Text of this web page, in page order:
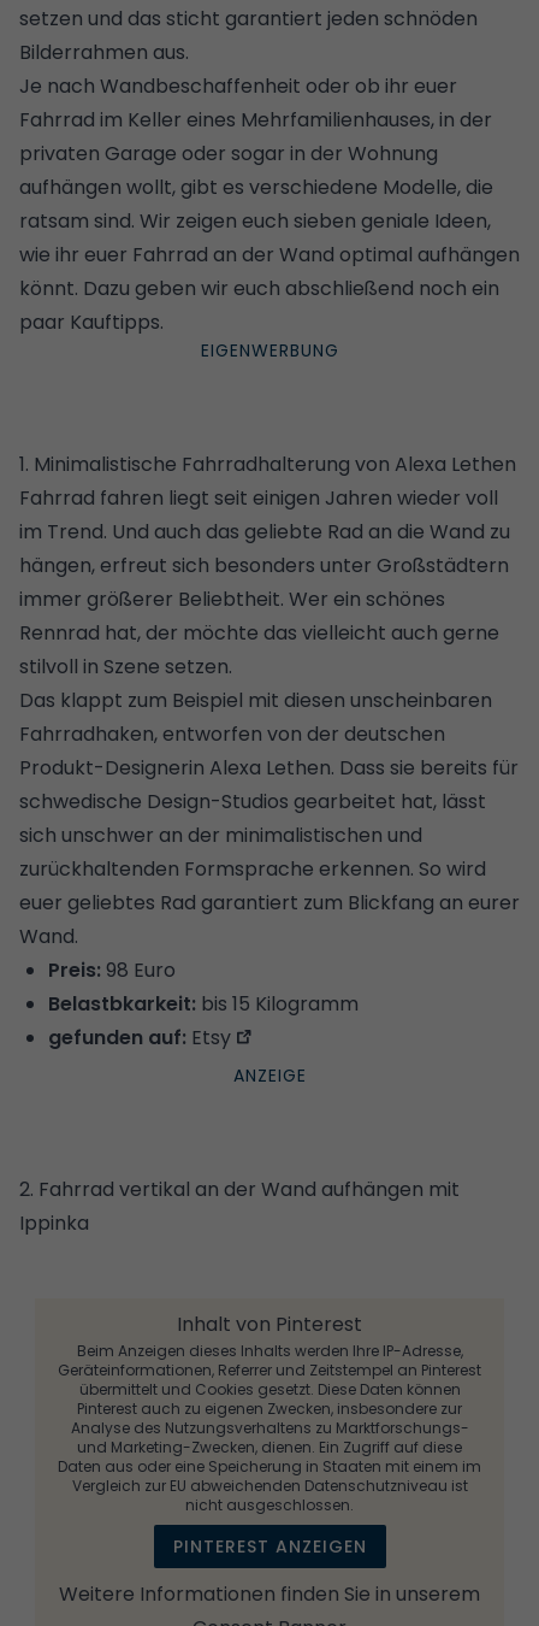
setzen und das sticht garantiert jeden schnöden
Bilderrahmen aus.
Je nach Wandbeschaffenheit oder ob ihr euer
Fahrrad im Keller eines Mehrfamilienhauses, in der
privaten Garage oder sogar in der Wohnung
aufhängen wollt, gibt es verschiedene Modelle, die
ratsam sind. Wir zeigen euch sieben geniale Ideen,
wie ihr euer Fahrrad an der Wand optimal aufhängen
könnt. Dazu geben wir euch abschließend noch ein
paar Kauftipps.
1. Minimalistische Fahrradhalterung von Alexa Lethen
Fahrrad fahren liegt seit einigen Jahren wieder voll
im Trend. Und auch das geliebte Rad an die Wand zu
hängen, erfreut sich besonders unter Großstädtern
immer größerer Beliebtheit. Wer ein schönes
Rennrad hat, der möchte das vielleicht auch gerne
stilvoll in Szene setzen.
Das klappt zum Beispiel mit diesen unscheinbaren
Fahrradhaken, entworfen von der deutschen
Produkt-Designerin Alexa Lethen. Dass sie bereits für
schwedische Design-Studios gearbeitet hat, lässt
sich unschwer an der minimalistischen und
zurückhaltenden Formsprache erkennen. So wird
euer geliebtes Rad garantiert zum Blickfang an eurer
Wand.
Preis: 98 Euro
Belastbkarkeit: bis 15 Kilogramm
gefunden auf: Etsy
2. Fahrrad vertikal an der Wand aufhängen mit
Ippinka
Inhalt von Pinterest
Beim Anzeigen dieses Inhalts werden Ihre IP-Adresse,
Geräteinformationen, Referrer und Zeitstempel an Pinterest
übermittelt und Cookies gesetzt. Diese Daten können
Pinterest auch zu eigenen Zwecken, insbesondere zur
Analyse des Nutzungsverhaltens zu Marktforschungs-
und Marketing-Zwecken, dienen. Ein Zugriff auf diese
Daten aus oder eine Speicherung in Staaten mit einem im
Vergleich zur EU abweichenden Datenschutzniveau ist
nicht ausgeschlossen.
PINTEREST ANZEIGEN
Weitere Informationen finden Sie in unserem